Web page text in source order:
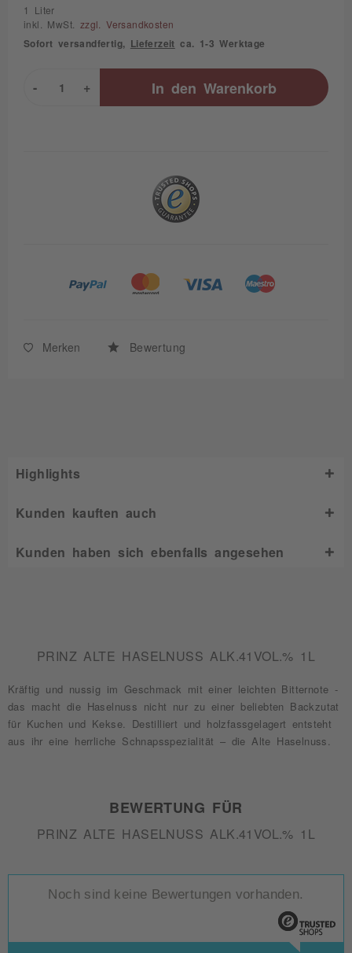
1 Liter
inkl. MwSt. zzgl. Versandkosten
Sofort versandfertig, Lieferzeit ca. 1-3 Werktage
+
- In den Warenkorb
Merken Bewertung
Highlights
Kunden kauften auch
Kunden haben sich ebenfalls angesehen
PRINZ ALTE HASELNUSS ALK.41VOL.% 1L
Kräftig und nussig im Geschmack mit einer leichten Bitternote -
das macht die Haselnuss nicht nur zu einer beliebten Backzutat
für Kuchen und Kekse. Destilliert und holzfassgelagert entsteht
aus ihr eine herrliche Schnapsspezialität – die Alte Haselnuss.
BEWERTUNG FÜR
PRINZ ALTE HASELNUSS ALK.41VOL.% 1L
Noch sind keine Bewertungen vorhanden.